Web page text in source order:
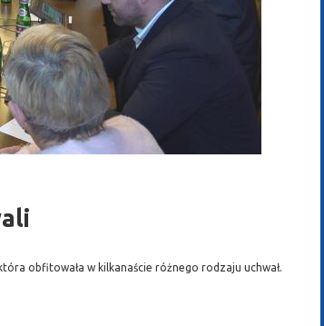
obfitowała w kilkanaście różnego rodzaju uchwał.